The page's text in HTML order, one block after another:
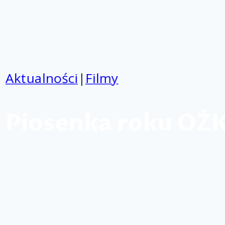
Aktualności | Filmy